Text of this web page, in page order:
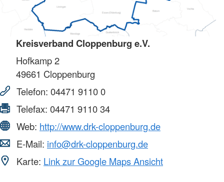
Kreisverband Cloppenburg e.V.
Hofkamp 2
49661 Cloppenburg
Telefon: 04471 9110 0
Telefax: 04471 9110 34
Web: http://www.drk-cloppenburg.de
E-Mail: info@drk-cloppenburg.de
Karte: Link zur Google Maps Ansicht